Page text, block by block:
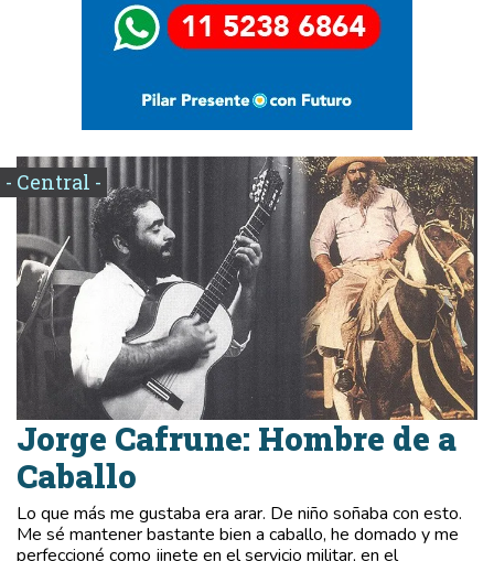
- Central -
Jorge Cafrune: Hombre de a
Caballo
Lo que más me gustaba era arar. De niño soñaba con esto.
Me sé mantener bastante bien a caballo, he domado y me
perfeccioné como jinete en el servicio militar, en el